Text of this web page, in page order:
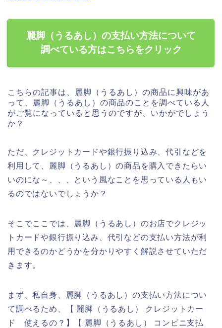
麗脚（うるあし）の支払い方法について
調べている方はこちらをクリック
こちらの記事は、麗脚（うるあし）の商品に興味があ
って、麗脚（うるあし）の商品のことを調べている人
がご覧になっていると思うのですが、いかがでしょう
か？
ただ、クレジットカードや銀行振り込み、代引などを
利用して、麗脚（うるあし）の商品を購入できたらい
いのにな～、、、という風なことを思っている人もい
るのではないでしょうか？
そこでここでは、麗脚（うるあし）のお店でクレジッ
トカードや銀行振り込み、代引などの支払い方法が利
用できるのかどうかを分かりやすく解説させていただ
きます。
まず、私自身、麗脚（うるあし）の支払い方法につい
て調べるため、【 麗脚（うるあし） クレジットカー
ド 使えるの？】【 麗脚（うるあし） コンビニ支払